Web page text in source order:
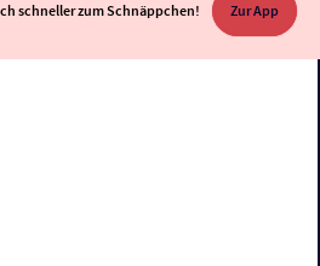
schneller zum Schnäppchen! Zur App